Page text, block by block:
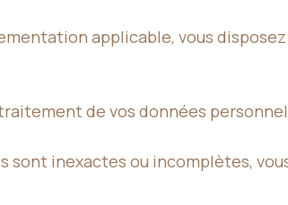
applicable, vous
de vos données
inexactes ou incomplètes,